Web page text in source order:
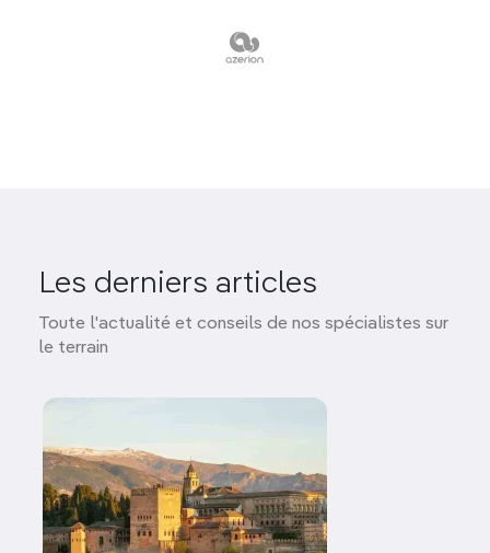
Les derniers articles
Toute l'actualité et conseils de nos spécialistes sur
le terrain